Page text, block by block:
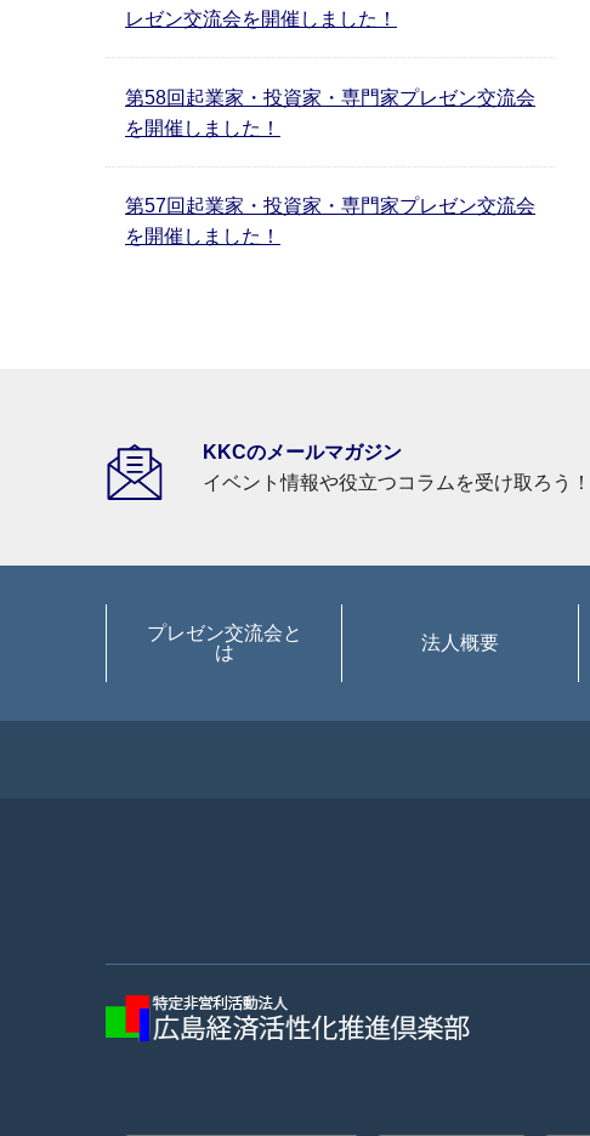
レゼン交流会を開催しました！
第58回起業家・投資家・専門家プレゼン交流会
を開催しました！
第57回起業家・投資家・専門家プレゼン交流会
を開催しました！
KKCのメールマガジン
イベント情報や役立つコラムを受け取ろう！
プレゼン交流会と
は
法人概要